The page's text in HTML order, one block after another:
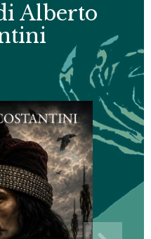
Alberto